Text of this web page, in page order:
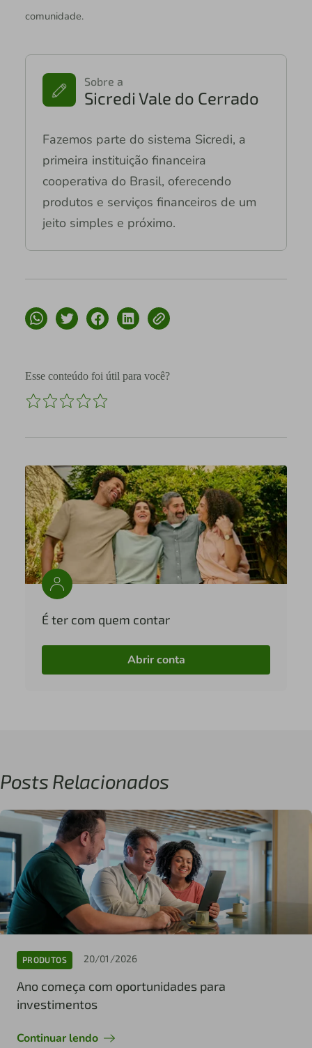
comunidade.
Sobre a
Sicredi Vale do Cerrado
Fazemos parte do sistema Sicredi, a
primeira instituição financeira
cooperativa do Brasil, oferecendo
produtos e serviços financeiros de um
jeito simples e próximo.
Esse conteúdo foi útil para você?
É ter com quem contar
Abrir conta
Posts Relacionados
PRODUTOS 20/01/2026
Ano começa com oportunidades para
investimentos
Continuar lendo